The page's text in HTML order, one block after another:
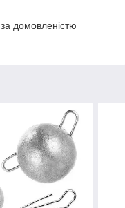
домовленістю